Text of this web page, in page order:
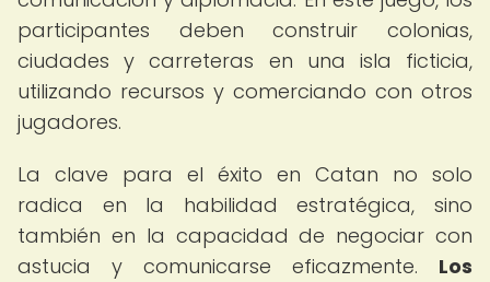
participantes deben construir colonias,
ciudades y carreteras en una isla ficticia,
utilizando recursos y comerciando con otros
jugadores.
La clave para el éxito en Catan no solo
radica en la habilidad estratégica, sino
también en la capacidad de negociar con
astucia y comunicarse eficazmente. Los